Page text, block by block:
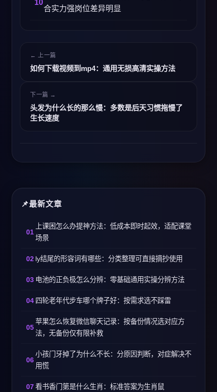
合实力强岗位差异明显
← 上一篇
如何下载视频到mp4：通用无损高清实操方法
下一篇 →
头发为什么长的那么慢：多数是后天习惯拖慢了
生长速度
最新文章
上课困怎么办提神方法：低成本即时起效，适配课堂
场景
ly结尾的形容词有哪些：分类整理可直接摘抄使用
电池的正负极怎么分辨：零基础通用实操分辨方法
四轮老年代步车哪个牌子好：按需求选不踩雷
苹果怎么恢复微信聊天记录：按备份情况选对应方
法，无备份仅有限补救
小孩门牙掉了为什么不长：分原因判断，对症解决不
用慌
看书香门第是什么生肖：标准答案为生肖鼠